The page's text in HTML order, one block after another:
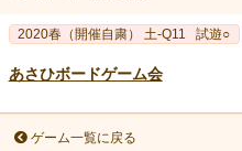
2020春（開催自粛） 土-Q11 試遊○
あさひボードゲーム会
ゲーム一覧に戻る